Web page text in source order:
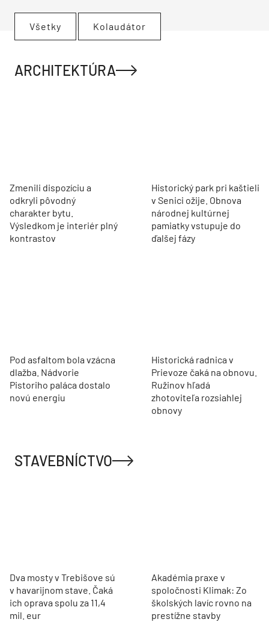
Všetky Kolaudátor
ARCHITEKTÚRA
Zmenili dispozíciu a
odkryli pôvodný
charakter bytu.
Výsledkom je interiér plný
kontrastov
Historický park pri kaštieli
v Senici ožije. Obnova
národnej kultúrnej
pamiatky vstupuje do
ďalšej fázy
Pod asfaltom bola vzácna
dlažba. Nádvorie
Pistoriho paláca dostalo
novú energiu
Historická radnica v
Prievoze čaká na obnovu.
Ružinov hľadá
zhotoviteľa rozsiahlej
obnovy
STAVEBNÍCTVO
Dva mosty v Trebišove sú
v havarijnom stave. Čaká
ich oprava spolu za 11,4
mil. eur
Akadémia praxe v
spoločnosti Klimak: Zo
školských lavíc rovno na
prestížne stavby